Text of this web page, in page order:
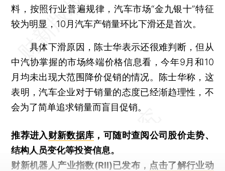
料，按照行业普遍规律，汽车市场“金九银十”特征
较为明显，10月汽车产销量环比下滑还是首次。
具体下滑原因，陈士华表示还很难判断，但从
中汽协掌握的市场终端价格信息看，今年9月和10
月均未出现大范围降价促销的情况。陈士华称，这
表明，汽车企业对于销量的态度已经渐趋理性，不
会为了简单追求销量而盲目促销。
推荐进入财新数据库 ，可随时查阅公司股价走势、
结构人员变化等投资信息。
财新机器人产业指数(RII)已发布， 点击了解行业动